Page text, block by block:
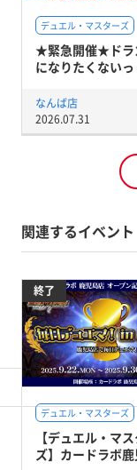
デュエル・マスターズ
★緊急開催★ドラ
になりたくない
なんば店
2026.07.31
関連するイベント
終了
デュエル・マスターズ
【デュエル・マ
ズ】カードラボ